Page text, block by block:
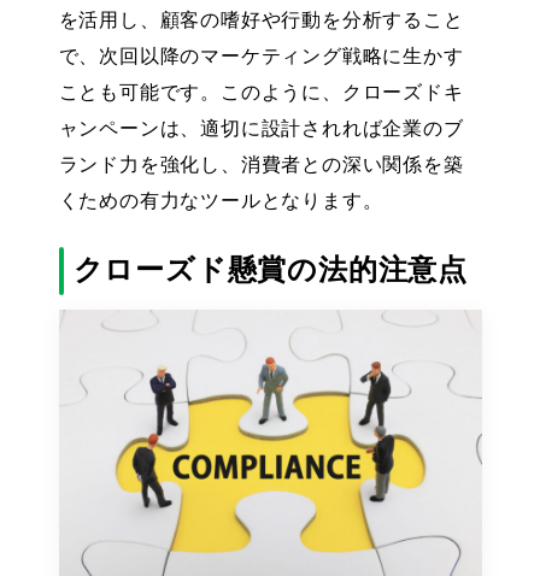
を活用し、顧客の嗜好や行動を分析すること
で、次回以降のマーケティング戦略に生かす
ことも可能です。このように、クローズドキ
ャンペーンは、適切に設計されれば企業のブ
ランド力を強化し、消費者との深い関係を築
くための有力なツールとなります。
クローズド懸賞の法的注意点